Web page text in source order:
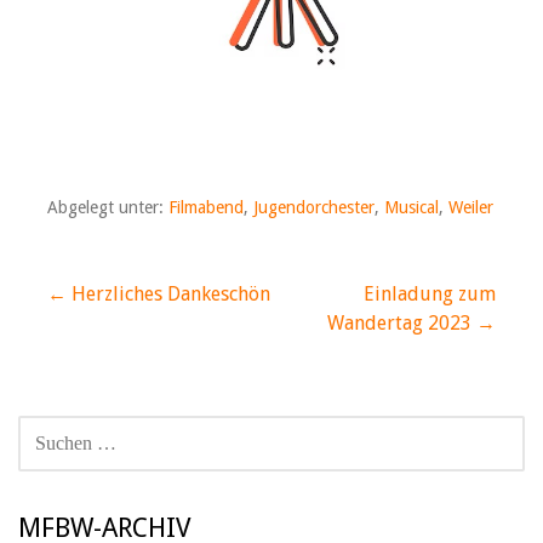
Abgelegt unter: Filmabend, Jugendorchester, Musical , Weiler
Beitragsnavigation
← Herzliches Dankeschön
Einladung zum
Wandertag 2023 →
NACH:
MFBW-ARCHIV